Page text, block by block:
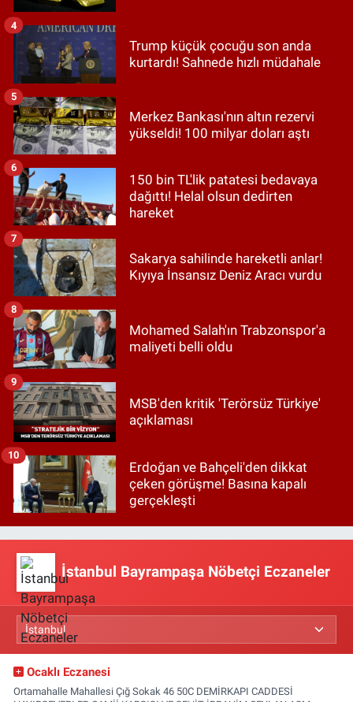
Trump küçük çocuğu son anda
kurtardı! Sahnede hızlı müdahale
4
Merkez Bankası'nın altın rezervi
yükseldi! 100 milyar doları aştı
5
150 bin TL'lik patatesi bedavaya
dağıttı! Helal olsun dedirten
hareket
6
Sakarya sahilinde hareketli anlar!
Kıyıya İnsansız Deniz Aracı vurdu
7
Mohamed Salah'ın Trabzonspor'a
maliyeti belli oldu
8
MSB'den kritik 'Terörsüz Türkiye'
açıklaması
9
Erdoğan ve Bahçeli'den dikkat
çeken görüşme! Basına kapalı
gerçekleşti
10
İstanbul Bayrampaşa Nöbetçi Eczaneler
Ocaklı Eczanesi
Ortamahalle Mahallesi Çığ Sokak 46 50C DEMİRKAPI CADDESİ